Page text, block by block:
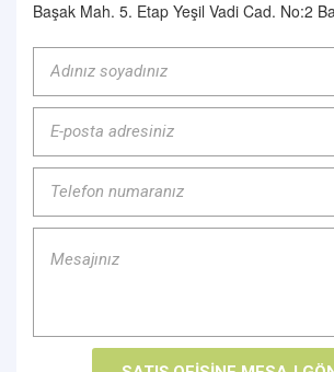
Başak Mah. 5. Etap Yeşil Vadi Cad. No:2